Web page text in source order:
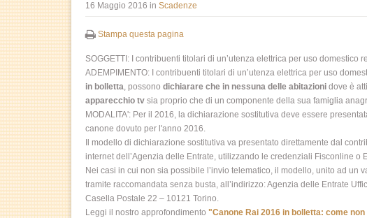
16 Maggio 2016 in Scadenze
Stampa questa pagina
SOGGETTI: I contribuenti titolari di un’utenza elettrica per uso domestico
ADEMPIMENTO: I contribuenti titolari di un’utenza elettrica per uso
in bolletta, possono dichiarare che in nessuna delle abitazioni dove è
apparecchio tv sia proprio che di un componente della sua famiglia
MODALITA': Per il 2016, la dichiarazione sostitutiva deve essere
canone dovuto per l'anno 2016.
Il modello di dichiarazione sostitutiva va presentato direttamente dal
internet dell’Agenzia delle Entrate, utilizzando le credenziali Fisconline o
Nei casi in cui non sia possibile l’invio telematico, il modello, unito ad un
tramite raccomandata senza busta, all’indirizzo: Agenzia delle Entrate
Casella Postale 22 – 10121 Torino.
Leggi il nostro approfondimento "Canone Rai 2016 in bolletta: come